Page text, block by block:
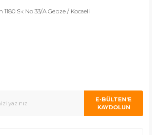
Sk No 33/A Gebze / Kocaeli
E-BÜLTEN’E
KAYDOLUN